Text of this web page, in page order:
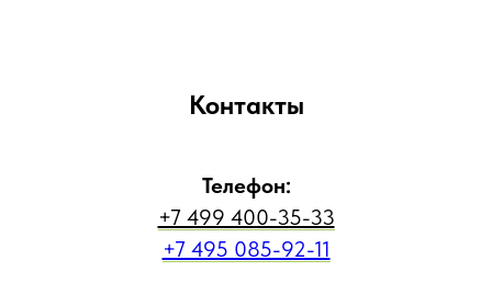
Контакты
Телефон:
+7 499 400-35-33
+7 495 085-92-11